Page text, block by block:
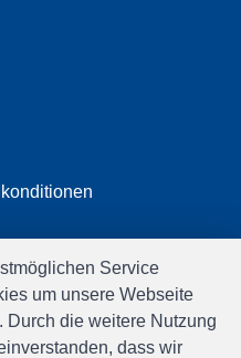
Service
um unsere Webseite
Durch die weitere Nutzung
dass wir